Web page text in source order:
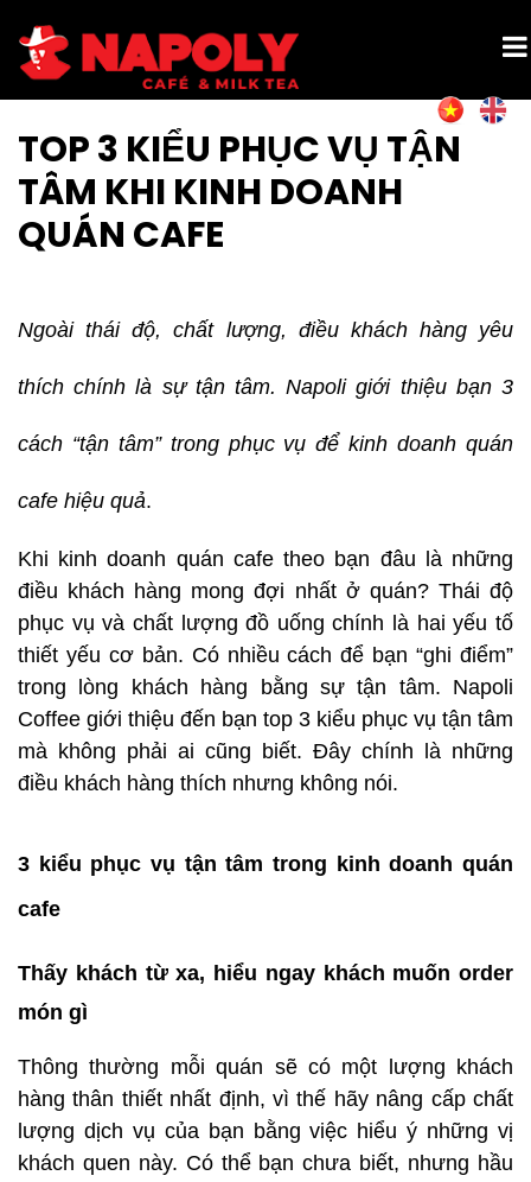
TOP 3 KIỂU PHỤC VỤ TẬN
TÂM KHI KINH DOANH
QUÁN CAFE
Ngoài thái độ, chất lượng, điều khách hàng yêu
thích chính là sự tận tâm. Napoli giới thiệu bạn 3
cách “tận tâm” trong phục vụ để kinh doanh quán
cafe hiệu quả.
Khi kinh doanh quán cafe theo bạn đâu là những
điều khách hàng mong đợi nhất ở quán? Thái độ
phục vụ và chất lượng đồ uống chính là hai yếu tố
thiết yếu cơ bản. Có nhiều cách để bạn “ghi điểm”
trong lòng khách hàng bằng sự tận tâm. Napoli
Coffee giới thiệu đến bạn top 3 kiểu phục vụ tận tâm
mà không phải ai cũng biết. Đây chính là những
điều khách hàng thích nhưng không nói.
3 kiểu phục vụ tận tâm trong kinh doanh quán
cafe
Thấy khách từ xa, hiểu ngay khách muốn order
món gì
Thông thường mỗi quán sẽ có một lượng khách
hàng thân thiết nhất định, vì thế hãy nâng cấp chất
lượng dịch vụ của bạn bằng việc hiểu ý những vị
khách quen này. Có thể bạn chưa biết, nhưng hầu